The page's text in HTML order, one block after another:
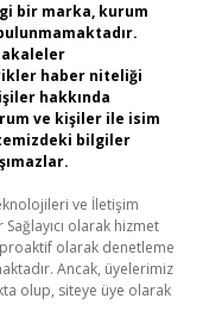
bir marka, kurum
haber niteliği
hakkında
ve kişiler ile isim
bilgiler
ve İletişim
olarak hizmet
olarak denetleme
Ancak, üyelerimiz
olup, siteye üye olarak